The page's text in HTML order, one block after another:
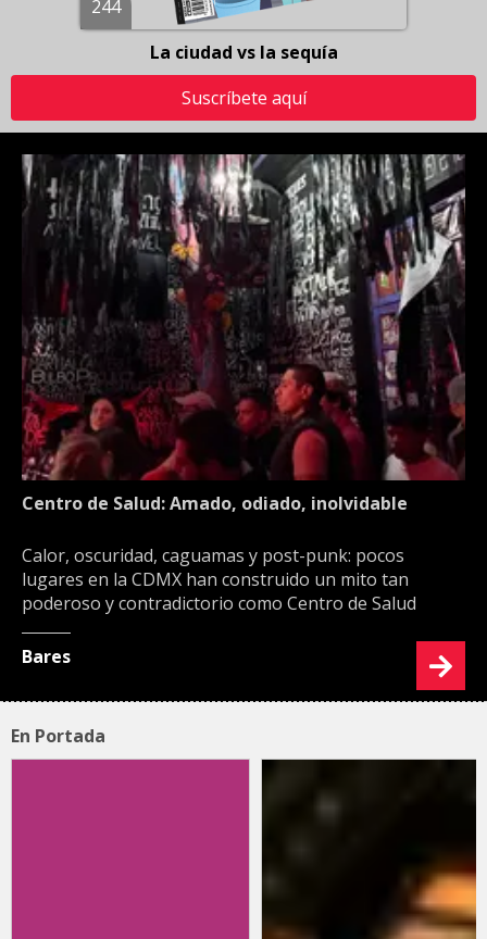
244
La ciudad vs la sequía
Suscríbete aquí
Centro de Salud: Amado, odiado, inolvidable
Calor, oscuridad, caguamas y post-punk: pocos
lugares en la CDMX han construido un mito tan
poderoso y contradictorio como Centro de Salud
Bares
En Portada